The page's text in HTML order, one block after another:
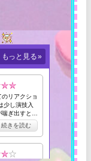
もっと見る»